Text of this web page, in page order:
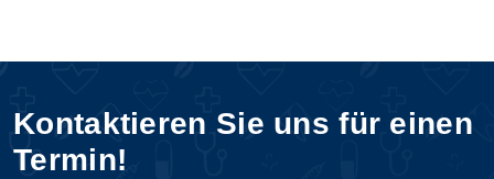
Kontaktieren Sie uns für einen
Termin!